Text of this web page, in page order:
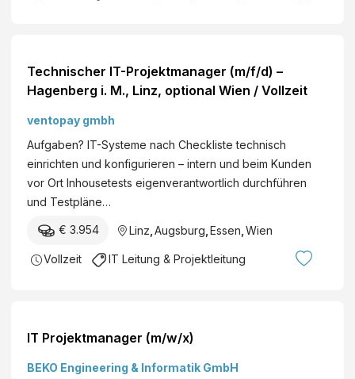
Technischer IT-Projektmanager (m/f/d) –
Hagenberg i. M., Linz, optional Wien / Vollzeit
ventopay gmbh
Aufgaben? IT-Systeme nach Checkliste technisch
einrichten und konfigurieren – intern und beim Kunden
vor Ort Inhousetests eigenverantwortlich durchführen
und Testpläne…
€ 3.954 Linz Augsburg Essen Wien
Vollzeit IT Leitung & Projektleitung
IT Projektmanager (m/w/x)
BEKO Engineering & Informatik GmbH